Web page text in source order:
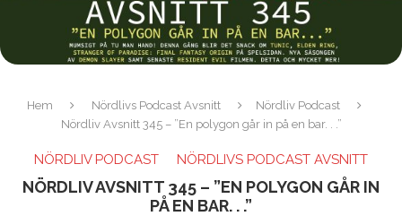
Hem Nördlivs Podcast Avsnitt
Nördliv Podcast
Nördliv Avsnitt 345 – ”En polygon går in på en bar. . .”
NÖRDLIV PODCAST NÖRDLIVS PODCAST AVSNITT
NÖRDLIV AVSNITT 345 – ”EN POLYGON GÅR IN
PÅ EN BAR. . .”